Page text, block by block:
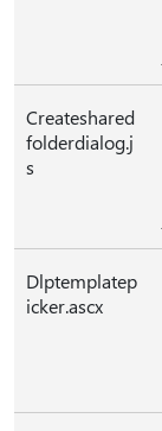
Createshared
folderdialog.j
s
Dlptemplatep
icker.ascx